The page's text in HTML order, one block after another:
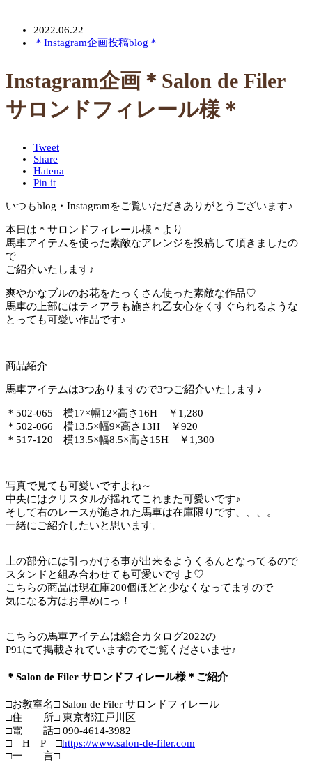
2022.06.22
＊Instagram企画投稿blog＊
Instagram企画＊Salon de Filer
サロンドフィレール様＊
Tweet
Share
Hatena
Pin it
いつもblog・Instagramをご覧いただきありがとうございます♪
本日は＊サロンドフィレール様＊より
馬車アイテムを使った素敵なアレンジを投稿して頂きましたの
で
ご紹介いたします♪
爽やかなブルのお花をたっくさん使った素敵な作品♡
馬車の上部にはティアラも施され乙女心をくすぐられるような
とっても可愛い作品です♪
商品紹介
馬車アイテムは3つありますので3つご紹介いたします♪
＊502-065 横17×幅12×高さ16H ￥1,280
＊502-066 横13.5×幅9×高さ13H ￥920
＊517-120 横13.5×幅8.5×高さ15H ￥1,300
写真で見ても可愛いですよね～
中央にはクリスタルが揺れてこれまた可愛いです♪
そして右のレースが施された馬車は在庫限りです、、、。
一緒にご紹介したいと思います。
上の部分には引っかける事が出来るようくるんとなってるので
スタンドと組み合わせても可愛いですよ♡
こちらの商品は現在庫200個ほどと少なくなってますので
気になる方はお早めにっ！
こちらの馬車アイテムは総合カタログ2022の
P91にて掲載されていますのでご覧くださいませ♪
＊Salon de Filer サロンドフィレール様＊ご紹介
□お教室名□ Salon de Filer サロンドフィレール
□住 所□ 東京都江戸川区
□電 話□ 090-4614-3982
□ H P □https://www.salon-de-filer.com
□一 言□